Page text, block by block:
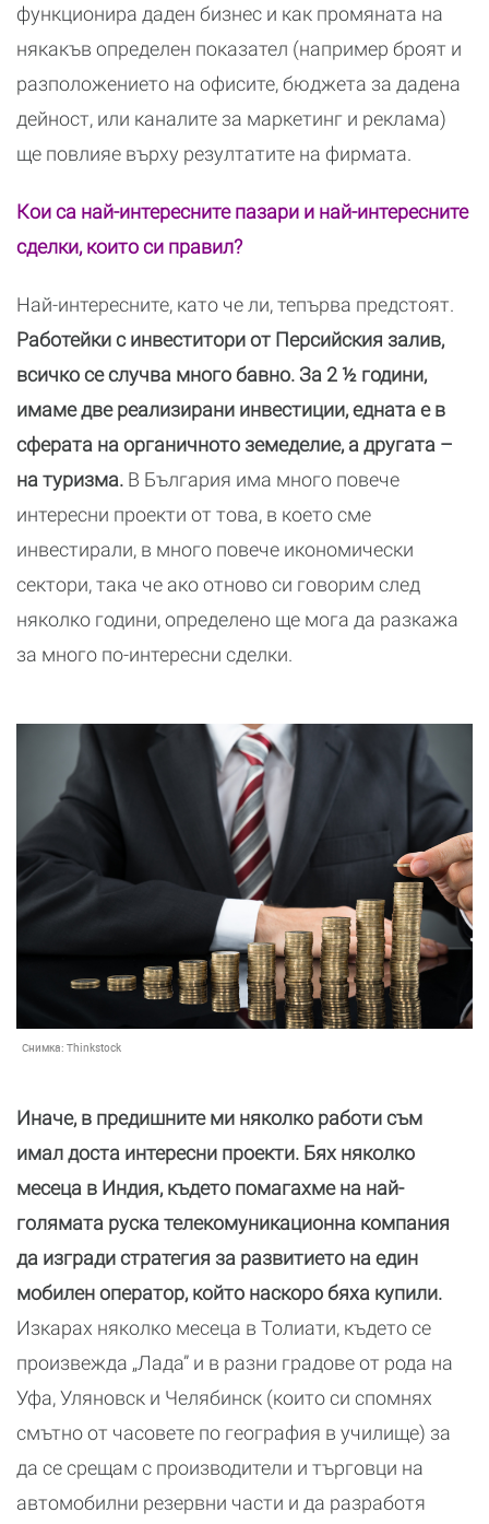
функционира даден бизнес и как промяната на
някакъв определен показател (например броят и
разположението на офисите, бюджета за дадена
дейност, или каналите за маркетинг и реклама)
ще повлияе върху резултатите на фирмата.
Кои са най-интересните пазари и най-интересните
сделки, които си правил?
Най-интересните, като че ли, тепърва предстоят.
Работейки с инвеститори от Персийския залив,
всичко се случва много бавно. За 2 ½ години,
имаме две реализирани инвестиции, едната е в
сферата на органичното земеделие, а другата –
на туризма. В България има много повече
интересни проекти от това, в което сме
инвестирали, в много повече икономически
сектори, така че ако отново си говорим след
няколко години, определено ще мога да разкажа
за много по-интересни сделки.
Снимка: Thinkstock
Иначе, в предишните ми няколко работи съм
имал доста интересни проекти. Бях няколко
месеца в Индия, където помагахме на най-
голямата руска телекомуникационна компания
да изгради стратегия за развитието на един
мобилен оператор, който наскоро бяха купили.
Изкарах няколко месеца в Толиати, където се
произвежда „Лада” и в разни градове от рода на
Уфа, Уляновск и Челябинск (които си спомнях
смътно от часовете по география в училище) за
да се срещам с производители и търговци на
автомобилни резервни части и да разработя